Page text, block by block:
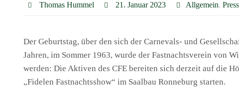
Thomas Hummel 21. Januar 2023 Allgemein,
Der Geburtstag, über den sich der Carnevals- und
Jahren, im Sommer 1963, wurde der Fastnachtsverein von
werden: Die Aktiven des CFE bereiten sich derzeit auf die
„Fidelen Fastnachtsshow“ im Saalbau Ronneburg starten.